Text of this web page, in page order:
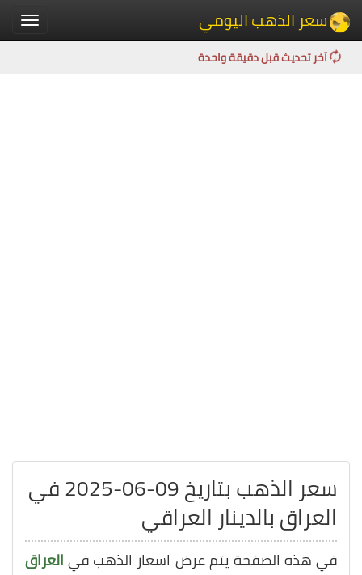
Toggle سعر الذهب اليومي
آخر تحديث قبل دقيقة واحدة
سعر الذهب بتاريخ 09-06-2025 في
العراق بالدينار العراقي
في هذه الصفحة يتم عرض اسعار الذهب فيالعراق